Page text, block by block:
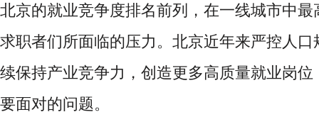
北京的就业竞争度排名前列，在一线城市中最
求职者们所面临的压力。北京近年来严控人口
续保持产业竞争力，创造更多高质量就业岗位
要面对的问题。